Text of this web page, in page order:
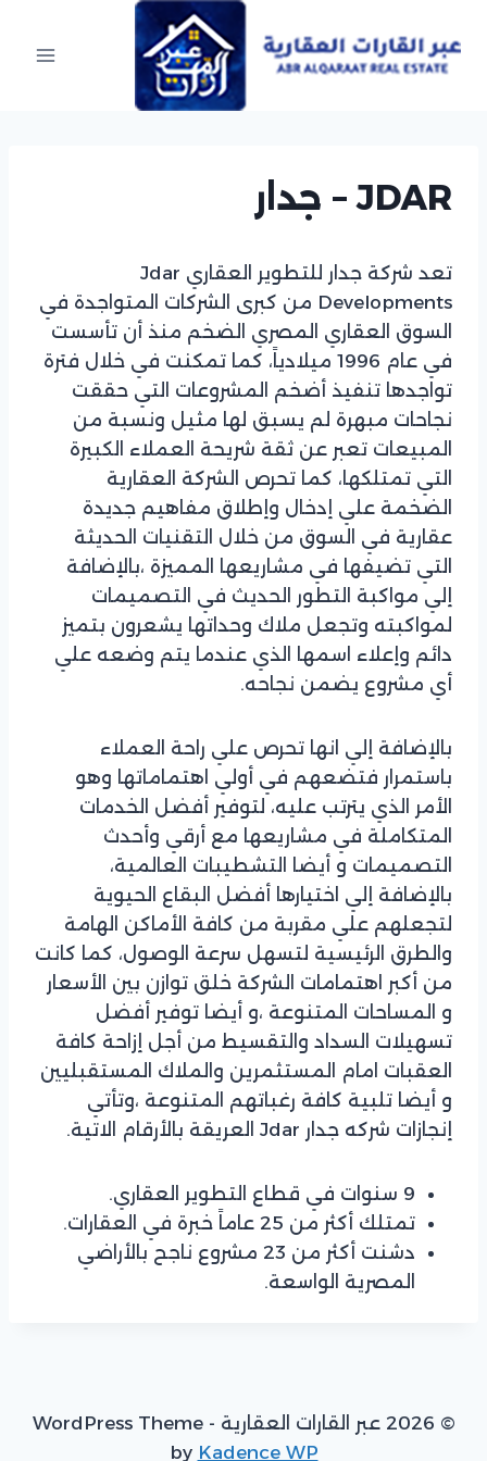
content
JDAR – جدار
تعد شركة جدار للتطوير العقاري Jdar
Developments من كبرى الشركات المتواجدة في
السوق العقاري المصري الضخم منذ أن تأسست
في عام 1996 ميلادياً، كما تمكنت في خلال فترة
تواجدها تنفيذ أضخم المشروعات التي حققت
نجاحات مبهرة لم يسبق لها مثيل ونسبة من
المبيعات تعبر عن ثقة شريحة العملاء الكبيرة
التي تمتلكها، كما تحرص الشركة العقارية
الضخمة علي إدخال وإطلاق مفاهيم جديدة
عقارية في السوق من خلال التقنيات الحديثة
التي تضيفها في مشاريعها المميزة ،بالإضافة
إلي مواكبة التطور الحديث في التصميمات
لمواكبته وتجعل ملاك وحداتها يشعرون بتميز
دائم وإعلاء اسمها الذي عندما يتم وضعه علي
أي مشروع يضمن نجاحه.
بالإضافة إلي انها تحرص علي راحة العملاء
باستمرار فتضعهم في أولي اهتماماتها وهو
الأمر الذي يترتب عليه، لتوفير أفضل الخدمات
المتكاملة في مشاريعها مع أرقي وأحدث
التصميمات و أيضا التشطيبات العالمية،
بالإضافة إلي اختيارها أفضل البقاع الحيوية
لتجعلهم علي مقربة من كافة الأماكن الهامة
والطرق الرئيسية لتسهل سرعة الوصول، كما كانت
من أكبر اهتمامات الشركة خلق توازن بين الأسعار
و المساحات المتنوعة ،و أيضا توفير أفضل
تسهيلات السداد والتقسيط من أجل إزاحة كافة
العقبات امام المستثمرين والملاك المستقبليين
و أيضا تلبية كافة رغباتهم المتنوعة ،وتأتي
إنجازات شركه جدار Jdar العريقة بالأرقام الاتية.
9 سنوات في قطاع التطوير العقاري.
تمتلك أكثر من 25 عاماً خبرة في العقارات.
دشنت أكثر من 23 مشروع ناجح بالأراضي
المصرية الواسعة.
© 2026 عبر القارات العقارية - WordPress Theme
by Kadence WP